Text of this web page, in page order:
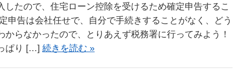
したので、住宅ローン控除を受けるため確定申告するこ
申告は会社任せで、自分で手続きすることがなく、どう
からなかったので、とりあえず税務署に行ってみよう！
ぱり […] 続きを読む »